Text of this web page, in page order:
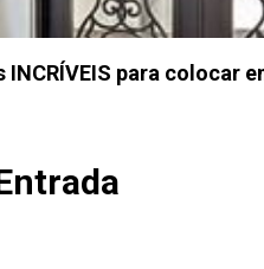
para colocar